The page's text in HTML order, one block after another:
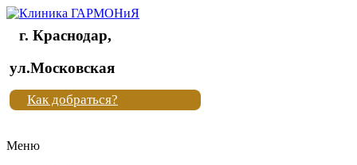
Клиника
"Новая
жизнь"
Клиника
г. Краснодар,
ул.Московская
Как добраться?
Меню